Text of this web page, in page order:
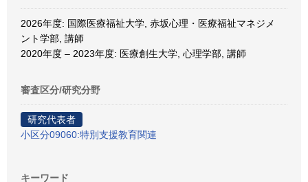
2026年度: 国際医療福祉大学, 赤坂心理・医療福祉マネジメ
ント学部, 講師
2020年度 – 2023年度: 医療創生大学, 心理学部, 講師
審査区分/研究分野
研究代表者
小区分09060:特別支援教育関連
キーワード